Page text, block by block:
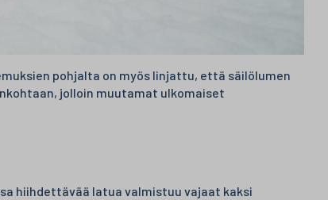
pohjalta on myös linjattu, että säilölumen
jolloin muutamat ulkomaiset
hiihdettävää latua valmistuu vajaat kaksi